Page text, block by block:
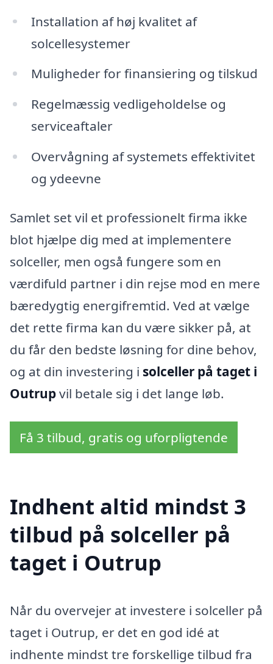
Installation af høj kvalitet af
solcellesystemer
Muligheder for finansiering og tilskud
Regelmæssig vedligeholdelse og
serviceaftaler
Overvågning af systemets effektivitet
og ydeevne
Samlet set vil et professionelt firma ikke
blot hjælpe dig med at implementere
solceller, men også fungere som en
værdifuld partner i din rejse mod en mere
bæredygtig energifremtid. Ved at vælge
det rette firma kan du være sikker på, at
du får den bedste løsning for dine behov,
og at din investering i solceller på taget i
Outrupvil betale sig i det lange løb.
Få 3 tilbud, gratis og uforpligtende
Indhent altid mindst 3
tilbud på solceller på
taget i Outrup
Når du overvejer at investere i solceller på
taget i Outrup, er det en god idé at
indhente mindst tre forskellige tilbud fra